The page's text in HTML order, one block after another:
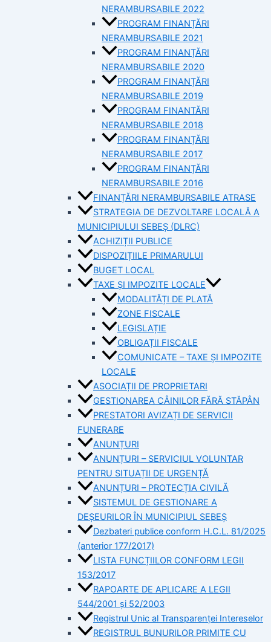
NERAMBURSABILE 2022
PROGRAM FINANȚĂRI
NERAMBURSABILE 2021
PROGRAM FINANȚĂRI
NERAMBURSABILE 2020
PROGRAM FINANȚĂRI
NERAMBURSABILE 2019
PROGRAM FINANTĂRI
NERAMBURSABILE 2018
PROGRAM FINANȚĂRI
NERAMBURSABILE 2017
PROGRAM FINANȚĂRI
NERAMBURSABILE 2016
FINANȚĂRI NERAMBURSABILE ATRASE
STRATEGIA DE DEZVOLTARE LOCALĂ A
MUNICIPIULUI SEBEȘ (DLRC)
ACHIZIȚII PUBLICE
DISPOZIȚIILE PRIMARULUI
BUGET LOCAL
TAXE ȘI IMPOZITE LOCALE
MODALITĂȚI DE PLATĂ
ZONE FISCALE
LEGISLAȚIE
OBLIGAȚII FISCALE
COMUNICATE – TAXE ȘI IMPOZITE
LOCALE
ASOCIAȚII DE PROPRIETARI
GESTIONAREA CÂINILOR FĂRĂ STĂPÂN
PRESTATORI AVIZAȚI DE SERVICII
FUNERARE
ANUNȚURI
ANUNȚURI – SERVICIUL VOLUNTAR
PENTRU SITUAȚII DE URGENȚĂ
ANUNȚURI – PROTECȚIA CIVILĂ
SISTEMUL DE GESTIONARE A
DEȘEURILOR ÎN MUNICIPIUL SEBEȘ
Dezbateri publice conform H.C.L. 81/2025
(anterior 177/2017)
LISTA FUNCȚIILOR CONFORM LEGII
153/2017
RAPOARTE DE APLICARE A LEGII
544/2001 și 52/2003
Registrul Unic al Transparenței Intereselor
REGISTRUL BUNURILOR PRIMITE CU